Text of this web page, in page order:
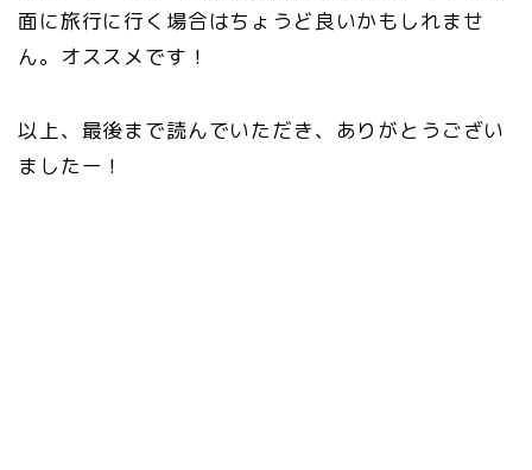
面に旅行に行く場合はちょうど良いかもしれませ
ん。オススメです！
以上、最後まで読んでいただき、ありがとうござい
ましたー！